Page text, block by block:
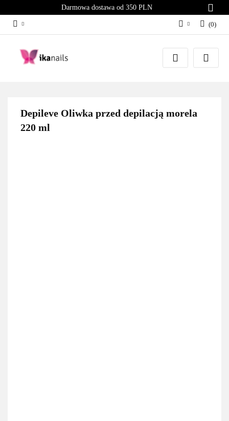
Darmowa dostawa od 350 PLN
Zaloguj się
Załóż konto
(0)
Depileve Oliwka przed depilacją morela
220 ml